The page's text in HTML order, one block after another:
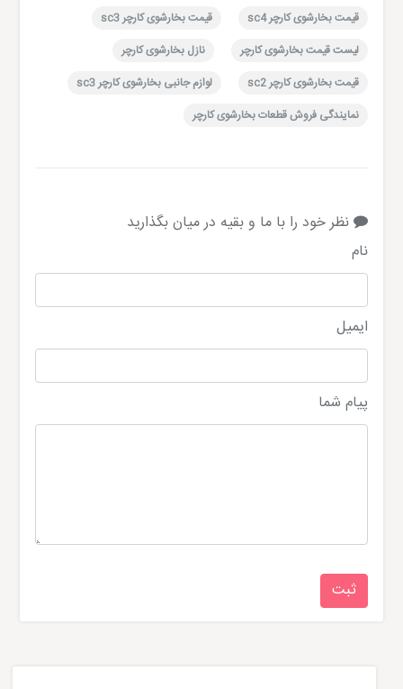
قیمت بخارشوی کارچر sc4
قیمت بخارشوی کارچر sc3
لیست قیمت بخارشوی کارچر
نازل بخارشوی کارچر
قیمت بخارشوی کارچر sc2
لوازم جانبی بخارشوی کارچر sc3
نمایندگی فروش قطعات بخارشوی کارچر
نظر خود را با ما و بقیه در میان بگذارید
نام
ایمیل
پیام شما